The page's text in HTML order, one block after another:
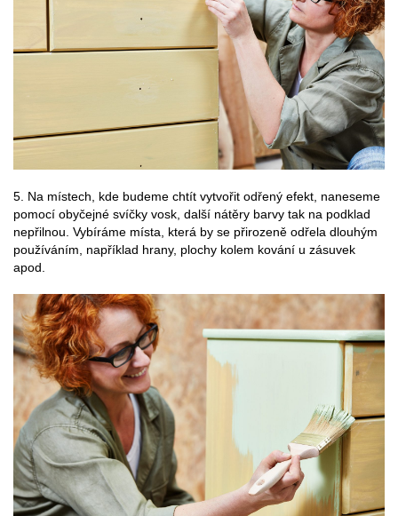
5. Na místech, kde budeme chtít vytvořit odřený efekt, naneseme
pomocí obyčejné svíčky vosk, další nátěry barvy tak na podklad
nepřilnou. Vybíráme místa, která by se přirozeně odřela dlouhým
používáním, například hrany, plochy kolem kování u zásuvek
apod.